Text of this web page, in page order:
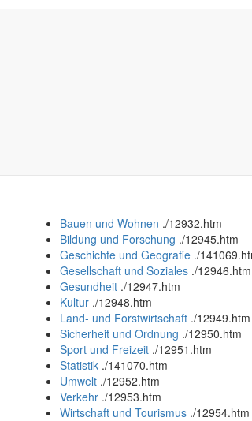
Bauen und Wohnen ./12932.htm
Bildung und Forschung ./12945.htm
Geschichte und Geografie ./
Gesellschaft und Soziales ./12946.htm
Gesundheit ./12947.htm
Kultur ./12948.htm
Land- und Forstwirtschaft ./12949.htm
Sicherheit und Ordnung ./12950.htm
Sport und Freizeit ./12951.htm
Statistik ./141070.htm
Umwelt ./12952.htm
Verkehr ./12953.htm
Wirtschaft und Tourismus ./12954.htm